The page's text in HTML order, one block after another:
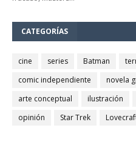
CATEGORÍAS
cine series Batman
comic independiente
novela
arte conceptual
ilustración
opinión
Star Trek